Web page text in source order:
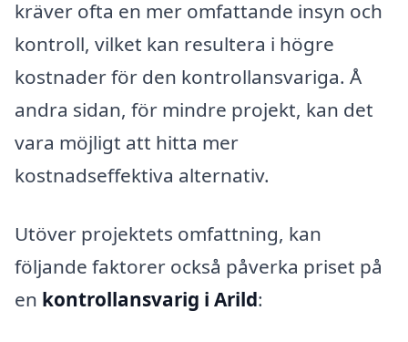
kräver ofta en mer omfattande insyn och
kontroll, vilket kan resultera i högre
kostnader för den kontrollansvariga. Å
andra sidan, för mindre projekt, kan det
vara möjligt att hitta mer
kostnadseffektiva alternativ.
Utöver projektets omfattning, kan
följande faktorer också påverka priset på
en kontrollansvarig i Arild: